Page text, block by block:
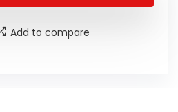
Add to compare